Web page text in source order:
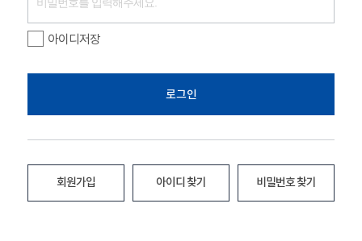
아이디저장
로그인
회원가입 아이디 찾기 비밀번호 찾기